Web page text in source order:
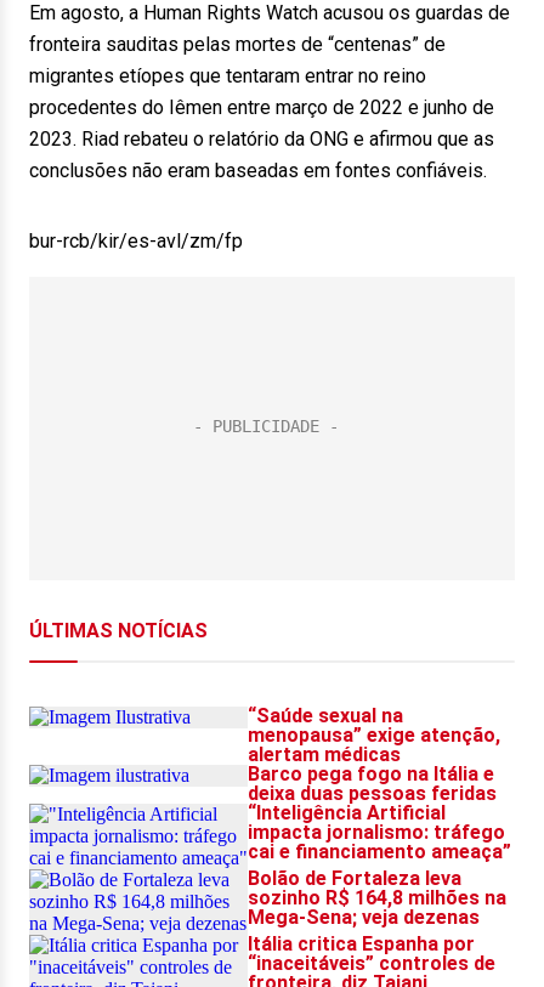
Em agosto, a Human Rights Watch acusou os guardas de
fronteira sauditas pelas mortes de “centenas” de
migrantes etíopes que tentaram entrar no reino
procedentes do Iêmen entre março de 2022 e junho de
2023. Riad rebateu o relatório da ONG e afirmou que as
conclusões não eram baseadas em fontes confiáveis.
bur-rcb/kir/es-avl/zm/fp